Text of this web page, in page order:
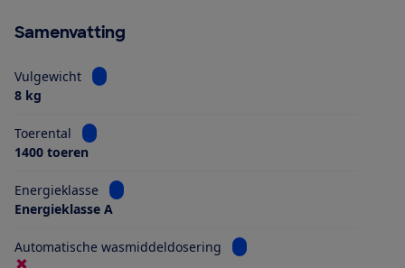
Samenvatting
Vulgewicht
Bekijk informatie voor Vulgewicht
8 kg
Toerental
Bekijk informatie voor Toerental
1400 toeren
Energieklasse
Bekijk informatie voor Energieklasse
Energieklasse A
Automatische wasmiddeldosering Bekijk informatie voor